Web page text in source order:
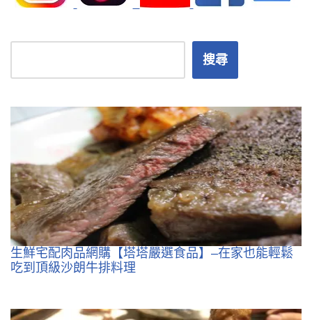
搜尋
生鮮宅配肉品網購【塔塔嚴選食品】–在家也能輕鬆
吃到頂級沙朗牛排料理